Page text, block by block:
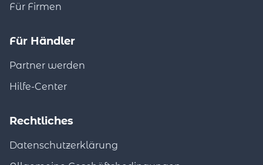
Für Firmen
Für Händler
Partner werden
Hilfe-Center
Rechtliches
Datenschutzerklärung